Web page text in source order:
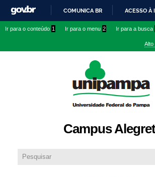
conteúdo
IR
O
COMUNICA BR ACESSO À
Ir para o conteúdo 1 Ir para o menu 2 Ir para a busca
Alto
Campus